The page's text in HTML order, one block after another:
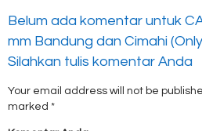
Belum ada komentar untuk
mm Bandung dan Cimahi
Silahkan tulis komentar Anda
Your email address will not be
marked *